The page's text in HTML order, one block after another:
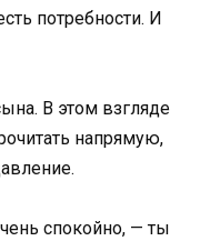
потребности. И
В этом взгляде
напрямую,
спокойно, — ты